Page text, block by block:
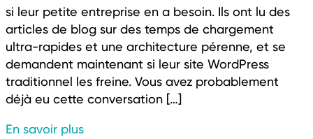
si leur petite entreprise en a besoin. Ils ont lu des
articles de blog sur des temps de chargement
ultra-rapides et une architecture pérenne, et se
demandent maintenant si leur site WordPress
traditionnel les freine. Vous avez probablement
déjà eu cette conversation […]
En savoir plus